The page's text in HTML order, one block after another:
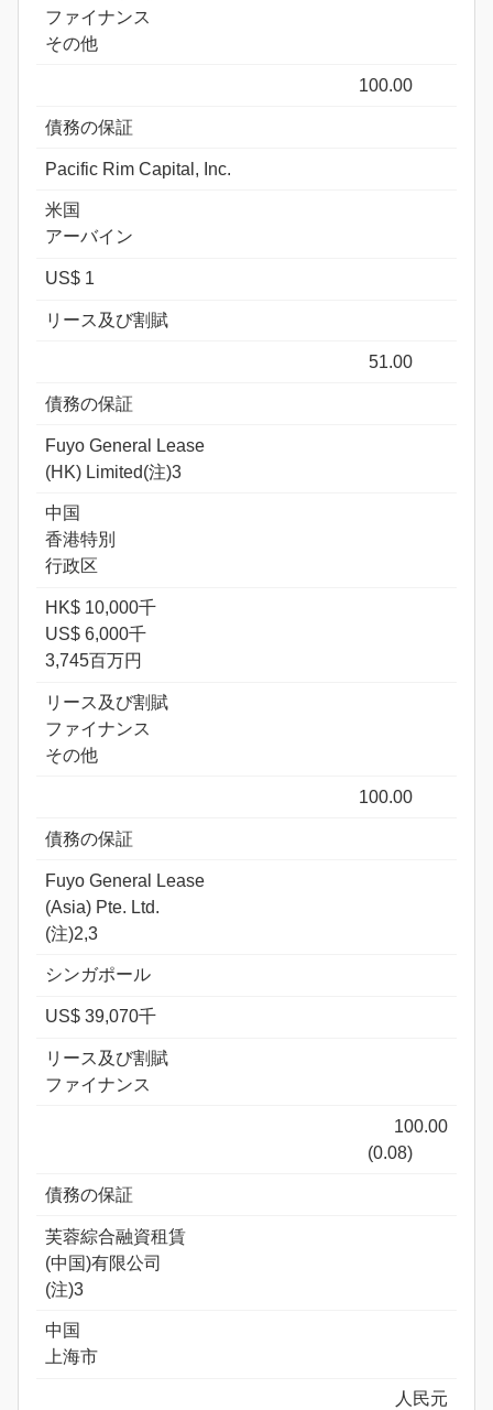
ファイナンス
その他
100.00
債務の保証
Pacific Rim Capital, Inc.
米国
アーバイン
US$ 1
リース及び割賦
51.00
債務の保証
Fuyo General Lease
(HK) Limited(注)3
中国
香港特別
行政区
HK$ 10,000千
US$ 6,000千
3,745百万円
リース及び割賦
ファイナンス
その他
100.00
債務の保証
Fuyo General Lease
(Asia) Pte. Ltd.
(注)2,3
シンガポール
US$ 39,070千
リース及び割賦
ファイナンス
100.00
(0.08)
債務の保証
芙蓉綜合融資租賃
(中国)有限公司
(注)3
中国
上海市
人民元